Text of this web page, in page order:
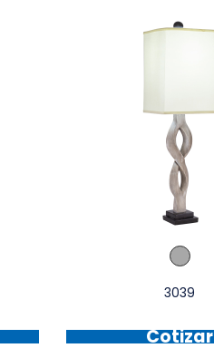
3039
Cotizar